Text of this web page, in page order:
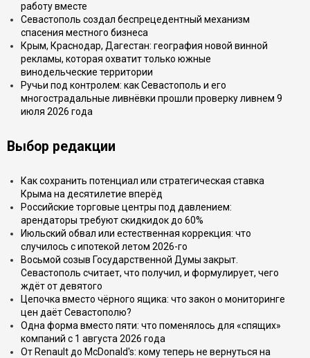
работу вместе
Севастополь создал беспрецедентный механизм
спасения местного бизнеса
Крым, Краснодар, Дагестан: география новой винной
рекламы, которая охватит только южные
винодельческие территории
Ручьи под контролем: как Севастополь и его
многострадальные ливнёвки прошли проверку ливнем 9
июля 2026 года
Выбор редакции
Как сохранить потенциал или стратегическая ставка
Крыма на десятилетие вперёд
Российские торговые центры под давлением:
арендаторы требуют скидкидок до 60%
Июльский обвал или естественная коррекция: что
случилось с ипотекой летом 2026-го
Восьмой созыв Государственной Думы закрыт.
Севастополь считает, что получил, и формулирует, чего
ждёт от девятого
Цепочка вместо чёрного ящика: что закон о мониторинге
цен даёт Севастополю?
Одна форма вместо пяти: что поменялось для «спящих»
компаний с 1 августа 2026 года
От Renault до McDonald's: кому теперь не вернуться на